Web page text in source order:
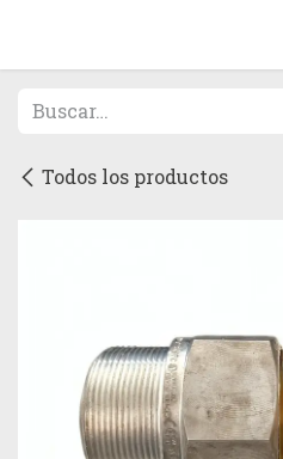
Todos los productos